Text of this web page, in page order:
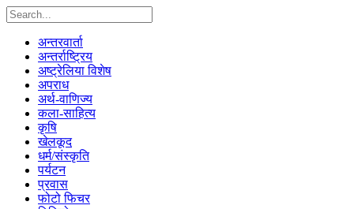
अन्तरवार्ता
अन्तर्राष्ट्रिय
अष्ट्रेलिया विशेष
अपराध
अर्थ-वाणिज्य
कला-साहित्य
कृषि
खेलकूद
धर्म/संस्कृति
पर्यटन
प्रवास
फोटो फिचर